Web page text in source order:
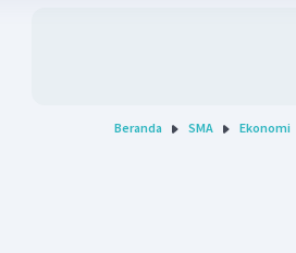
Beranda SMA Ekonomi